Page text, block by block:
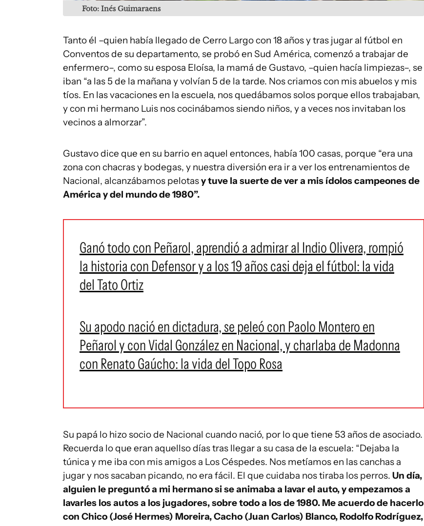
Foto: Inés Guimaraens
Tanto él –quien había llegado de Cerro Largo con 18 años y tras jugar al fútbol en
Conventos de su departamento, se probó en Sud América, comenzó a trabajar de
enfermero–, como su esposa Eloísa, la mamá de Gustavo, –quien hacía limpiezas–, se
iban “a las 5 de la mañana y volvían 5 de la tarde. Nos criamos con mis abuelos y mis
tíos. En las vacaciones en la escuela, nos quedábamos solos porque ellos trabajaban,
y con mi hermano Luis nos cocinábamos siendo niños, y a veces nos invitaban los
vecinos a almorzar”.
Gustavo dice que en su barrio en aquel entonces, había 100 casas, porque “era una
zona con chacras y bodegas, y nuestra diversión era ir a ver los entrenamientos de
Nacional, alcanzábamos pelotasy tuve la suerte de ver a mis ídolos campeones de
América y del mundo de 1980”.
Ganó todo con Peñarol, aprendió a admirar al Indio Olivera, rompió
la historia con Defensor y a los 19 años casi deja el fútbol: la vida
del Tato Ortiz
Su apodo nació en dictadura, se peleó con Paolo Montero en
Peñarol y con Vidal González en Nacional, y charlaba de Madonna
con Renato Gaúcho: la vida del Topo Rosa
Su papá lo hizo socio de Nacional cuando nació, por lo que tiene 53 años de asociado.
Recuerda lo que eran aquellso días tras llegar a su casa de la escuela: “Dejaba la
túnica y me iba con mis amigos a Los Céspedes. Nos metíamos en las canchas a
jugar y nos sacaban picando, no era fácil. El que cuidaba nos tiraba los perros. Un día,
alguien le preguntó a mi hermano si se animaba a lavar el auto, y empezamos a
lavarles los autos a los jugadores, sobre todo a los de 1980. Me acuerdo de hacerlo
con Chico (José Hermes) Moreira, Cacho (Juan Carlos) Blanco, Rodolfo Rodríguez,